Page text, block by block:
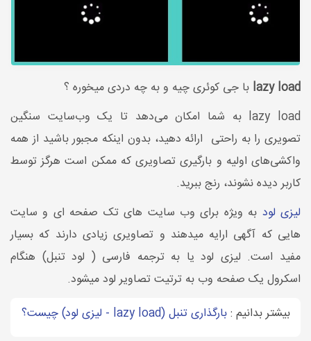
lazy load با جی کوئری چیه و به چه دردی میخوره ؟
lazy load به شما امکان می‌دهد تا یک وب‌سایت سنگین
تصویری را به راحتی ارائه دهید، بدون اینکه مجبور باشید از همه
واکشی‌های اولیه و بارگیری تصاویری که ممکن است هرگز توسط
کاربر دیده نشوند، رنج ببرید.
لیزی لود به ویژه برای وب سایت های تک صفحه ای و سایت
هایی که آگهی ارایه میدهند و تصاویری زیادی دارند که بسیار
مفید است. لیزی لود یا به ترجمه فارسی ( لود تنبل) هنگام
اسکرول یک صفحه وب به ترتیت تصاویر لود میشود.
بیشتر بدانیم :بارگذاری تنبل (lazy load - لیزی لود) چیست؟